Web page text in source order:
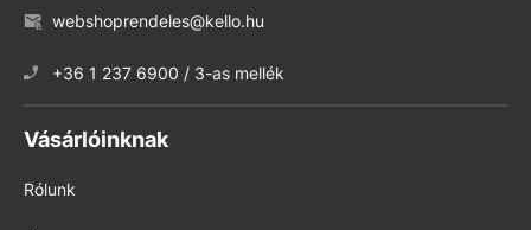
webshoprendeles@kello.hu
+36 1 237 6900 / 3-as mellék
Vásárlóinknak
Rólunk